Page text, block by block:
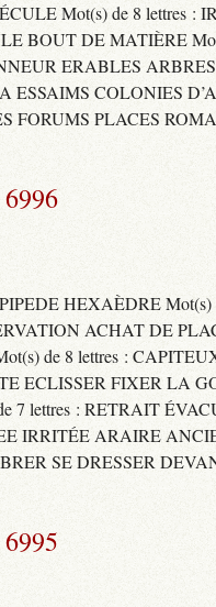
Mot(s) de 8 lettres :
BOUT DE MATIÈRE
ERABLES ARBRES
COLONIES
FORUMS PLACES
HEXAÈDRE Mot(s)
ACHAT DE
de 8 lettres :
ECLISSER FIXER LA
7 lettres : RETRAIT
IRRITÉE ARAIRE
SE DRESSER